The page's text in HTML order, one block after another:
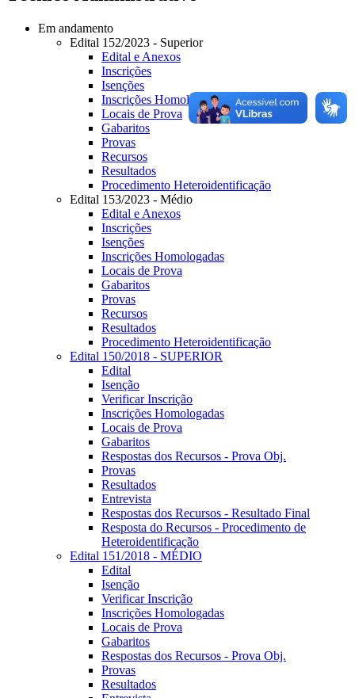
Em andamento
Edital 152/2023 - Superior
Edital e Anexos
Inscrições
Isenções
Inscrições Homologadas
Locais de Prova
Gabaritos
Provas
Recursos
Resultados
Procedimento Heteroidentificação
Edital 153/2023 - Médio
Edital e Anexos
Inscrições
Isenções
Inscrições Homologadas
Locais de Prova
Gabaritos
Provas
Recursos
Resultados
Procedimento Heteroidentificação
Edital 150/2018 - SUPERIOR
Edital
Isenção
Verificar Inscrição
Inscrições Homologadas
Locais de Prova
Gabaritos
Respostas dos Recursos - Prova Obj.
Provas
Resultados
Entrevista
Respostas dos Recursos - Resultado Final
Resposta do Recursos - Procedimento de
Heteroidentificação
Edital 151/2018 - MÉDIO
Edital
Isenção
Verificar Inscrição
Inscrições Homologadas
Locais de Prova
Gabaritos
Respostas dos Recursos - Prova Obj.
Provas
Resultados